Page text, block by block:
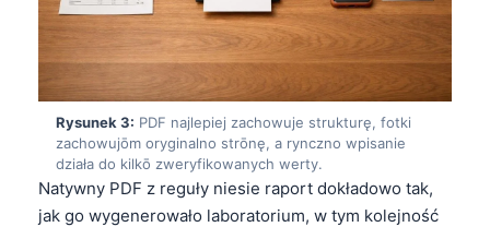
Rysunek 3: PDF najlepiej zachowuje strukturę, fotki
zachowujōm oryginalno strōnę, a rynczno wpisanie
działa do kilkō zweryfikowanych werty.
Natywny PDF z reguły niesie raport dokładowo tak,
jak go wygenerowało laboratorium, w tym kolejność